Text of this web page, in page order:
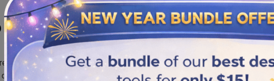
per laptop
duratura nel regno digitale creando loghi
una connessione con il tuo pubblico